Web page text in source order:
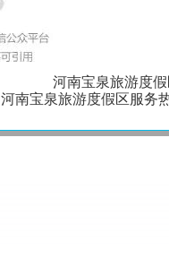
河南宝泉旅游度
河南宝泉旅游度假区服务